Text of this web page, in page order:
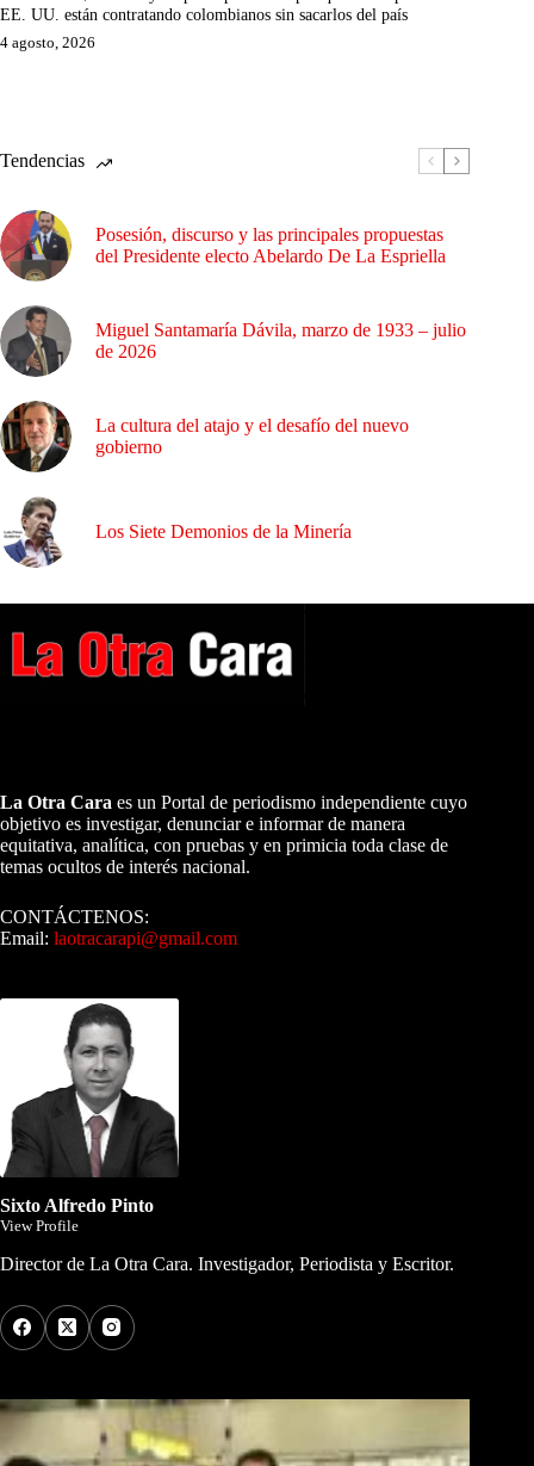
EE. UU. están contratando colombianos sin sacarlos del país
4 agosto, 2026
Tendencias
Posesión, discurso y las principales propuestas
del Presidente electo Abelardo De La Espriella
Miguel Santamaría Dávila, marzo de 1933 – julio
de 2026
La cultura del atajo y el desafío del nuevo
gobierno
Los Siete Demonios de la Minería
La Otra Cara es un Portal de periodismo independiente cuyo
objetivo es investigar, denunciar e informar de manera
equitativa, analítica, con pruebas y en primicia toda clase de
temas ocultos de interés nacional.
CONTÁCTENOS:
Email: laotracarapi@gmail.com
Sixto Alfredo Pinto
View Profile
Director de La Otra Cara. Investigador, Periodista y Escritor.